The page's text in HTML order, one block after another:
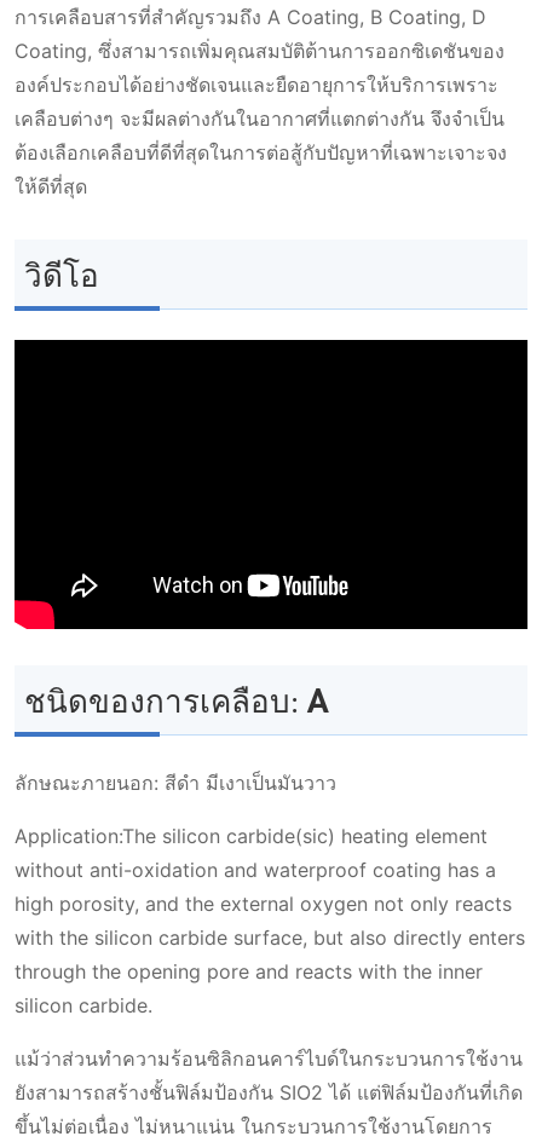
การเคลือบสารที่สำคัญรวมถึง A Coating, B Coating, D
Coating, ซึ่งสามารถเพิ่มคุณสมบัติต้านการออกซิเดชันของ
องค์ประกอบได้อย่างชัดเจนและยืดอายุการให้บริการเพราะ
เคลือบต่างๆ จะมีผลต่างกันในอากาศที่แตกต่างกัน จึงจำเป็น
ต้องเลือกเคลือบที่ดีที่สุดในการต่อสู้กับปัญหาที่เฉพาะเจาะจง
ให้ดีที่สุด
วิดีโอ
ชนิดของการเคลือบ: A
ลักษณะภายนอก: สีดํา มีเงาเป็นมันวาว
Application:The silicon carbide(sic) heating element
without anti-oxidation and waterproof coating has a
high porosity, and the external oxygen not only reacts
with the silicon carbide surface, but also directly enters
through the opening pore and reacts with the inner
silicon carbide.
แม้ว่าส่วนทําความร้อนซิลิกอนคาร์ไบด์ในกระบวนการใช้งาน
ยังสามารถสร้างชั้นฟิล์มป้องกัน SIO2 ได้ แต่ฟิล์มป้องกันที่เกิด
ขึ้นไม่ต่อเนื่อง ไม่หนาแน่น ในกระบวนการใช้งานโดยการ